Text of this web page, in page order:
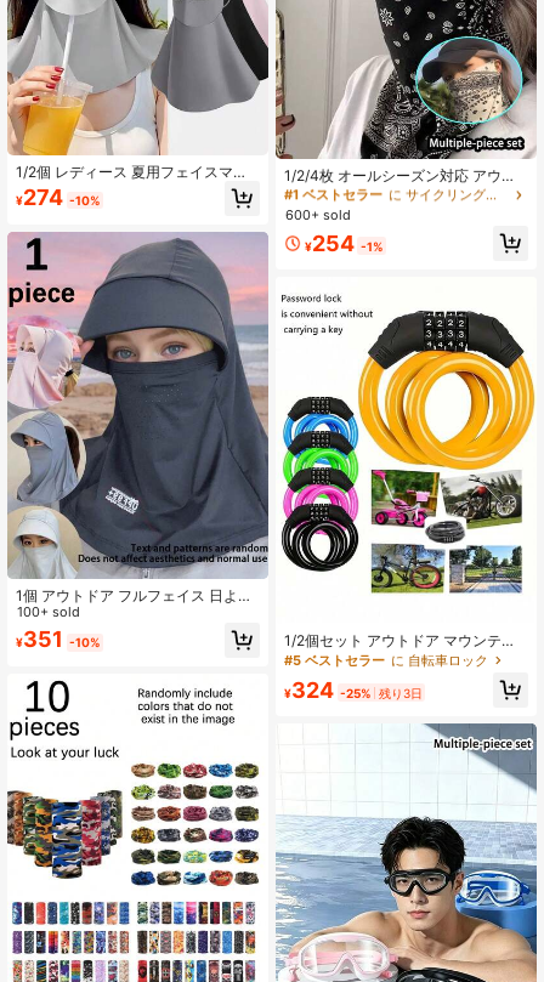
1/2個 レディース 夏用フェイスマス
ク 飲み口付き、ネック保護 日焼け止
め フェイスカバー、フルフェイスマ
¥274 -10%
1個 アウトドア フルフェイス 日よけ
帽子、ユニセックス 夏用 UVカット
ネックゲイター スカーフ マスク コ
ンボ
100+ sold
¥351 -10%
1/2/4枚 オールシーズン対応 アウト
ドア スカーフ フェイスマスク カシ
ュー 通気性 サイクリング ハンティ
ング、サイクリング、日よけ、UVカ
#1 ベストセラー
に サイクリングマスク＆スカーフ
売り切れ間近！
#1 ベストセラー
に サイクリングマスク＆スカーフ
売り切れ間近！
#1 ベストセラー
に サイクリングマスク＆スカーフ
売り切れ間近！
#1 ベストセラー
売り切れ間近！
600+ sold
¥254 -1%
1/2個セット アウトドア マウンテン
バイク用 調整可能カラー 防盗 4桁ス
ック、初期コード: 0000
#5 ベストセラー に 自転車ロック
¥324 -25% 残り3日